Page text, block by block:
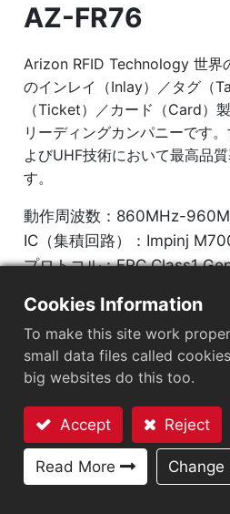
AZ-FR76
Arizon RFID Technology 世界
のインレイ（Inlay）／タグ（
（Ticket）／カード（Card）
リーディングカンパニーです
よびUHF技術において最高品
す。
動作周波数：860MHz-
IC（集積回路）：Impinj
プロトコル：EPC Class1
市場セグメント：自動車産業
チップ：Impinj M700 Series
アンテナサイズ（mm）：
EPCメモリ：128 bits/96 bits
User Memory：0/32 bits
Cookies Information
To make this site work
small data files called
big websites do this too.
Accept Reject
Read More Change